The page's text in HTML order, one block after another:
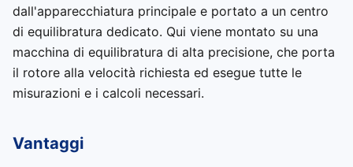
dall'apparecchiatura principale e portato a un centro
di equilibratura dedicato. Qui viene montato su una
macchina di equilibratura di alta precisione, che porta
il rotore alla velocità richiesta ed esegue tutte le
misurazioni e i calcoli necessari.
Vantaggi